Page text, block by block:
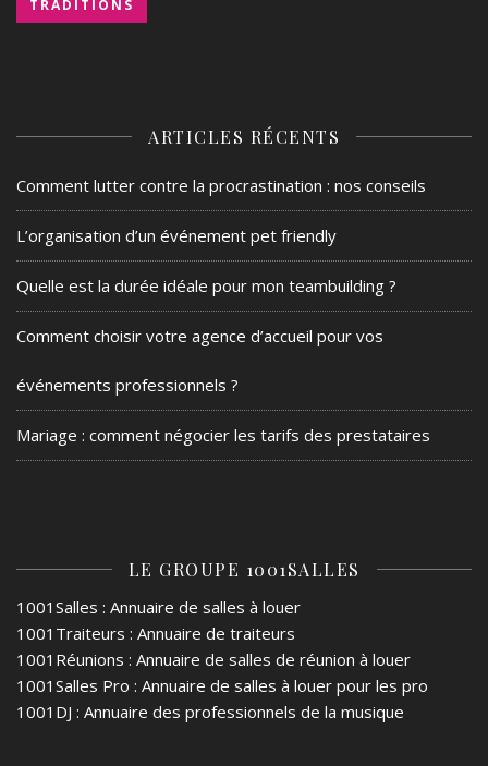
TRADITIONS
ARTICLES RÉCENTS
Comment lutter contre la procrastination : nos conseils
L’organisation d’un événement pet friendly
Quelle est la durée idéale pour mon teambuilding ?
Comment choisir votre agence d’accueil pour vos
événements professionnels ?
Mariage : comment négocier les tarifs des prestataires
LE GROUPE 1001SALLES
1001Salles : Annuaire de salles à louer
1001Traiteurs : Annuaire de traiteurs
1001Réunions : Annuaire de salles de réunion à louer
1001Salles Pro : Annuaire de salles à louer pour les pro
1001DJ : Annuaire des professionnels de la musique